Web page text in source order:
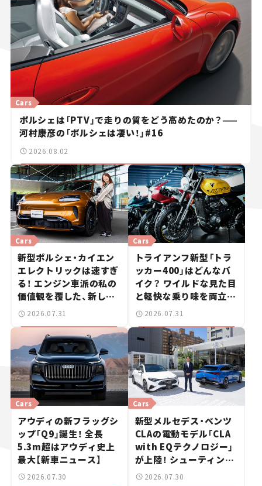
ポルシェは「PTV」で走りの質をどう高めたのか？——
河村康彦の「ポルシェは凄い！」#16
Cars
2026.08.02
新型ポルシェ・カイエン
エレクトリックは速すぎ
る！ エンジン車派の私の
価値観を覆した、新しい
ポルシェの走り。
Cars
2026.07.31
トライアンフ新型「トラ
ッカー400」はどんなバ
イク？ ワイルドな見た目
と軽快な乗り味を両立し
た400ccフラットトラッ
Cars
2026.07.31
アウディの新フラッグシ
ップ「Q9」誕生！ 全長
5.3m超はアウディ史上
最大【新車ニュース】
Cars
2026.07.30
新型メルセデス・ベンツ
CLAの電動モデル「CLA
with EQテクノロジー」
が上陸！ シューティング
ブレークも発売【新車ニ
Cars
2026.07.30